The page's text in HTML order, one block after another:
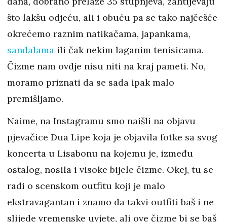
što lakšu odjeću, ali i obuću pa se tako najčešće
okrećemo raznim natikačama, japankama,
sandalama ili čak nekim laganim tenisicama.
Čizme nam ovdje nisu niti na kraj pameti. No,
moramo priznati da se sada ipak malo
premišljamo.
Naime, na Instagramu smo naišli na objavu
pjevačice Dua Lipe koja je objavila fotke sa svog
koncerta u Lisabonu na kojemu je, između
ostalog, nosila i visoke bijele čizme. Okej, tu se
radi o scenskom outfitu koji je malo
ekstravagantan i znamo da takvi outfiti baš i ne
slijede vremenske uvjete, ali ove čizme bi se baš